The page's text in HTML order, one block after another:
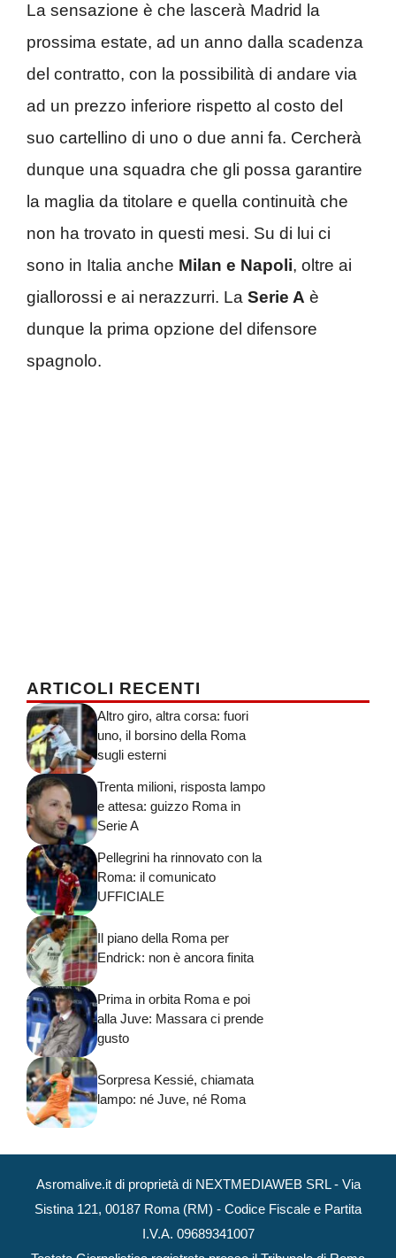
La sensazione è che lascerà Madrid la
prossima estate, ad un anno dalla scadenza
del contratto, con la possibilità di andare via
ad un prezzo inferiore rispetto al costo del
suo cartellino di uno o due anni fa. Cercherà
dunque una squadra che gli possa garantire
la maglia da titolare e quella continuità che
non ha trovato in questi mesi. Su di lui ci
sono in Italia anche Milan e Napoli, oltre ai
giallorossi e ai nerazzurri. La Serie A è
dunque la prima opzione del difensore
spagnolo.
ARTICOLI RECENTI
Altro giro, altra corsa: fuori
uno, il borsino della Roma
sugli esterni
Trenta milioni, risposta lampo
e attesa: guizzo Roma in
Serie A
Pellegrini ha rinnovato con la
Roma: il comunicato
UFFICIALE
Il piano della Roma per
Endrick: non è ancora finita
Prima in orbita Roma e poi
alla Juve: Massara ci prende
gusto
Sorpresa Kessié, chiamata
lampo: né Juve, né Roma
Asromalive.it di proprietà di NEXTMEDIAWEB SRL - Via
Sistina 121, 00187 Roma (RM) - Codice Fiscale e Partita
I.V.A. 09689341007